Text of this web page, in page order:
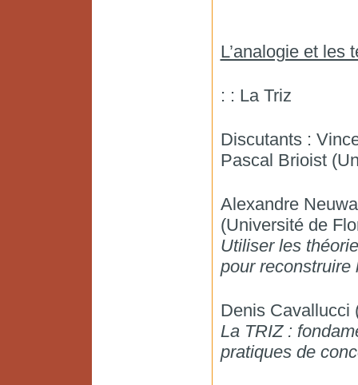
L’analogie et les
: : La Triz
Discutants :
Pascal Brioist
Alexandre
(Université de
Utiliser les
pour reconstruire
Denis Cavallucci
La TRIZ :
pratiques de